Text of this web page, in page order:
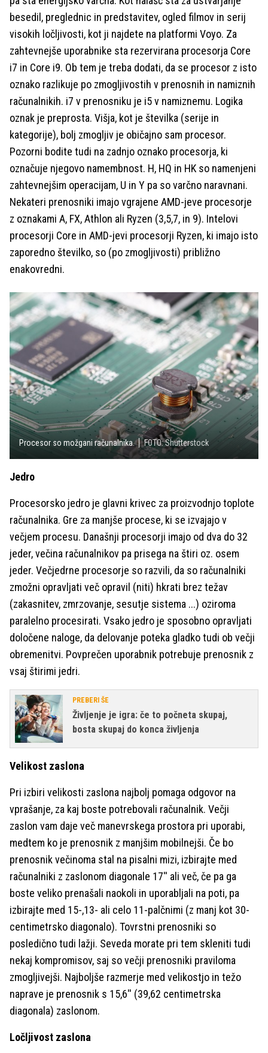
besedil, preglednic in predstavitev, ogled filmov in serij
visokih ločljivosti, kot ji najdete na platformi Voyo. Za
zahtevnejše uporabnike sta rezervirana procesorja Core
i7 in Core i9. Ob tem je treba dodati, da se procesor z isto
oznako razlikuje po zmogljivostih v prenosnih in namiznih
računalnikih. i7 v prenosniku je i5 v namiznemu. Logika
oznak je preprosta. Višja, kot je številka (serije in
kategorije), bolj zmogljiv je običajno sam procesor.
Pozorni bodite tudi na zadnjo oznako procesorja, ki
označuje njegovo namembnost. H, HQ in HK so namenjeni
zahtevnejšim operacijam, U in Y pa so varčno naravnani.
Nekateri prenosniki imajo vgrajene AMD-jeve procesorje
z oznakami A, FX, Athlon ali Ryzen (3,5,7, in 9). Intelovi
procesorji Core in AMD-jevi procesorji Ryzen, ki imajo isto
zaporedno številko, so (po zmogljivosti) približno
enakovredni.
Procesor so možgani računalnika. FOTO: Shutterstock
Jedro
Procesorsko jedro je glavni krivec za proizvodnjo toplote
računalnika. Gre za manjše procese, ki se izvajajo v
večjem procesu. Današnji procesorji imajo od dva do 32
jeder, večina računalnikov pa prisega na štiri oz. osem
jeder. Večjedrne procesorje so razvili, da so računalniki
zmožni opravljati več opravil (niti) hkrati brez težav
(zakasnitev, zmrzovanje, sesutje sistema ...) oziroma
paralelno procesirati. Vsako jedro je sposobno opravljati
določene naloge, da delovanje poteka gladko tudi ob večji
obremenitvi. Povprečen uporabnik potrebuje prenosnik z
vsaj štirimi jedri.
PREBERI ŠE
Življenje je igra: če to počneta skupaj,
bosta skupaj do konca življenja
Velikost zaslona
Pri izbiri velikosti zaslona najbolj pomaga odgovor na
vprašanje, za kaj boste potrebovali računalnik. Večji
zaslon vam daje več manevrskega prostora pri uporabi,
medtem ko je prenosnik z manjšim mobilnejši. Če bo
prenosnik večinoma stal na pisalni mizi, izbirajte med
računalniki z zaslonom diagonale 17'' ali več, če pa ga
boste veliko prenašali naokoli in uporabljali na poti, pa
izbirajte med 15-,13- ali celo 11-palčnimi (z manj kot 30-
centimetrsko diagonalo). Tovrstni prenosniki so
posledično tudi lažji. Seveda morate pri tem skleniti tudi
nekaj kompromisov, saj so večji prenosniki praviloma
zmogljivejši. Najboljše razmerje med velikostjo in težo
naprave je prenosnik s 15,6'' (39,62 centimetrska
diagonala) zaslonom.
Ločljivost zaslona